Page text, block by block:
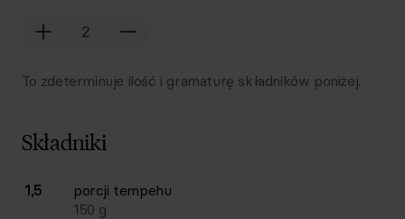
To zdeterminuje ilość i gramaturę składników poniżej.
Składniki
Lista składników przepisu z ilościami i wagami
Ilość Składnik
1,5 porcji tempehu
150 g